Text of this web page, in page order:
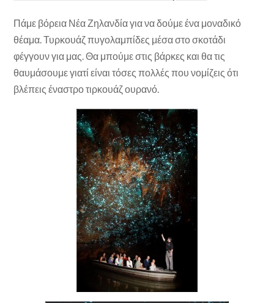
Πάμε βόρεια Νέα Ζηλανδία για να δούμε ένα μοναδικό
θέαμα. Τυρκουάζ πυγολαμπίδες μέσα στο σκοτάδι
φέγγουν για μας. Θα μπούμε στις βάρκες και θα τις
θαυμάσουμε γιατί είναι τόσες πολλές που νομίζεις ότι
βλέπεις έναστρο τιρκουάζ ουρανό.